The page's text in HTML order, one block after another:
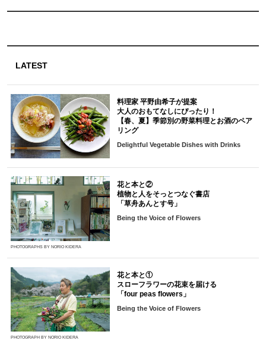
LATEST
料理家 平野由希子が提案
大人のおもてなしにぴったり！
【春、夏】季節別の野菜料理とお酒のペア
リング
Delightful Vegetable Dishes with Drinks
PHOTOGRAPHS BY NORIO KIDERA
花と本と②
植物と人をそっとつなぐ書店
「草舟あんとす号」
Being the Voice of Flowers
PHOTOGRAPH BY NORIO KIDERA
花と本と①
スローフラワーの花束を届ける
「four peas flowers」
Being the Voice of Flowers